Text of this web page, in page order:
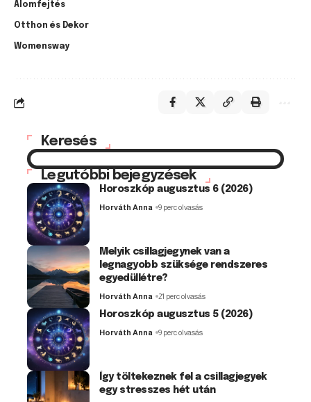
Álomfejtés
Otthon és Dekor
Womensway
Keresés
Legutóbbi bejegyzések
Horoszkóp augusztus 6 (2026)
Horváth Anna 9 perc olvasás
Melyik csillagjegynek van a
legnagyobb szüksége rendszeres
egyedüllétre?
Horváth Anna 21 perc olvasás
Horoszkóp augusztus 5 (2026)
Horváth Anna 9 perc olvasás
Így töltekeznek fel a csillagjegyek
egy stresszes hét után